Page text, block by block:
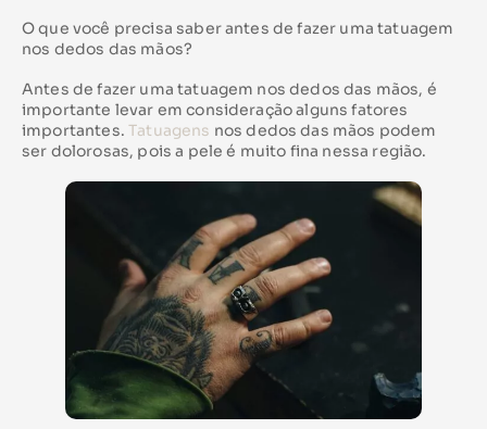
O que você precisa saber antes de fazer uma tatuagem
nos dedos das mãos?
Antes de fazer uma tatuagem nos dedos das mãos, é
importante levar em consideração alguns fatores
importantes.Tatuagens nos dedos das mãos podem
ser dolorosas, pois a pele é muito fina nessa região.